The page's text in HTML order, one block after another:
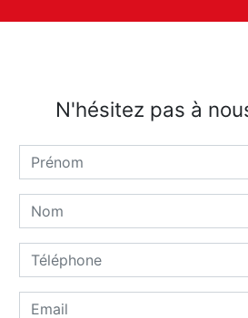
N'hésitez pas à